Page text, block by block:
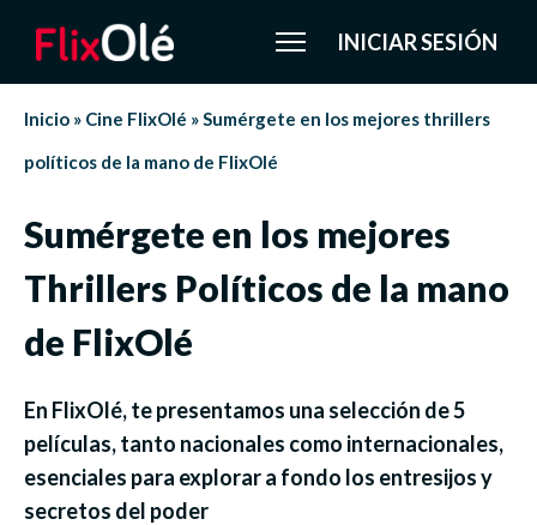
INICIAR SESIÓN
Inicio » Cine FlixOlé »Sumérgete en los mejores thrillers
políticos de la mano de FlixOlé
Sumérgete en los mejores
Thrillers Políticos de la mano
de FlixOlé
En FlixOlé, te presentamos una selección de 5
películas, tanto nacionales como internacionales,
esenciales para explorar a fondo los entresijos y
secretos del poder